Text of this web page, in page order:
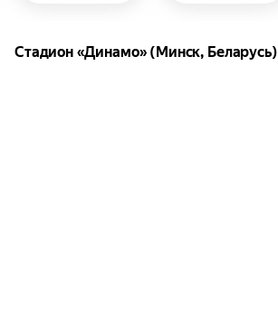
Стадион «Динамо» (Минск, Беларусь)